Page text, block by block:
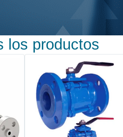
los productos